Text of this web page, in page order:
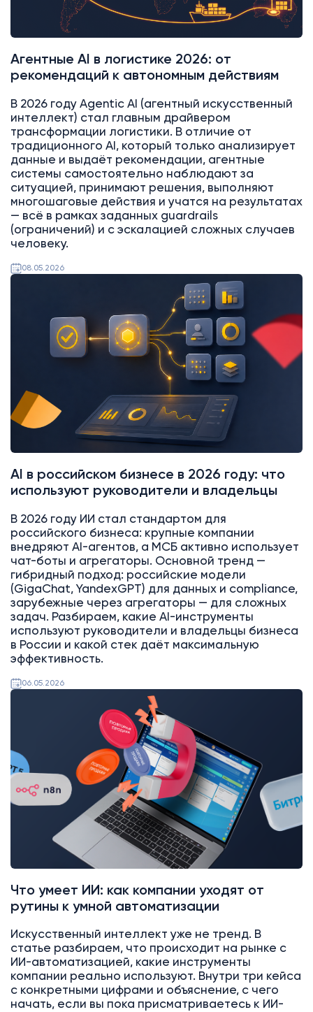
Агентные AI в логистике 2026: от
рекомендаций к автономным действиям
В 2026 году Agentic AI (агентный искусственный
интеллект) стал главным драйвером
трансформации логистики. В отличие от
традиционного AI, который только анализирует
данные и выдаёт рекомендации, агентные
системы самостоятельно наблюдают за
ситуацией, принимают решения, выполняют
многошаговые действия и учатся на результатах
— всё в рамках заданных guardrails
(ограничений) и с эскалацией сложных случаев
человеку.
08.05.2026
AI в российском бизнесе в 2026 году: что
используют руководители и владельцы
В 2026 году ИИ стал стандартом для
российского бизнеса: крупные компании
внедряют AI-агентов, а МСБ активно использует
чат-боты и агрегаторы. Основной тренд —
гибридный подход: российские модели
(GigaChat, YandexGPT) для данных и compliance,
зарубежные через агрегаторы — для сложных
задач. Разбираем, какие AI-инструменты
используют руководители и владельцы бизнеса
в России и какой стек даёт максимальную
эффективность.
06.05.2026
Что умеет ИИ: как компании уходят от
рутины к умной автоматизации
Искусственный интеллект уже не тренд. В
статье разбираем, что происходит на рынке с
ИИ-автоматизацией, какие инструменты
компании реально используют. Внутри три кейса
с конкретными цифрами и объяснение, с чего
начать, если вы пока присматриваетесь к ИИ-